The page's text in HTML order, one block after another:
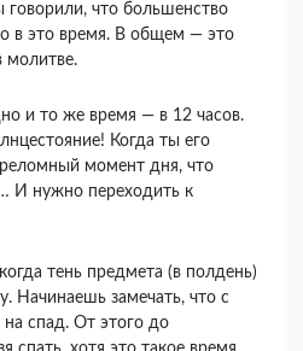
говорили, что большенство
в это время. В общем — это
молитве.
и то же время — в 12 часов.
Когда ты его
момент дня, что
И нужно переходить к
тень предмета (в полдень)
Начинаешь замечать, что с
спад. От этого до